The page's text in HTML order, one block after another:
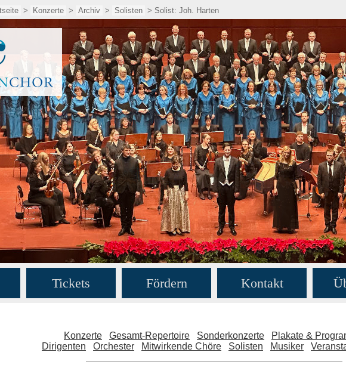
> Konzerte > Archiv > Solisten > Solist: Joh. Harten
Tickets Fördern Kontakt
Konzerte Gesamt-Repertoire Sonderkonzerte
Plakate &
Dirigenten
Orchester Mitwirkende Chöre Solisten Musiker